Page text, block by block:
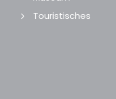
Touristisches